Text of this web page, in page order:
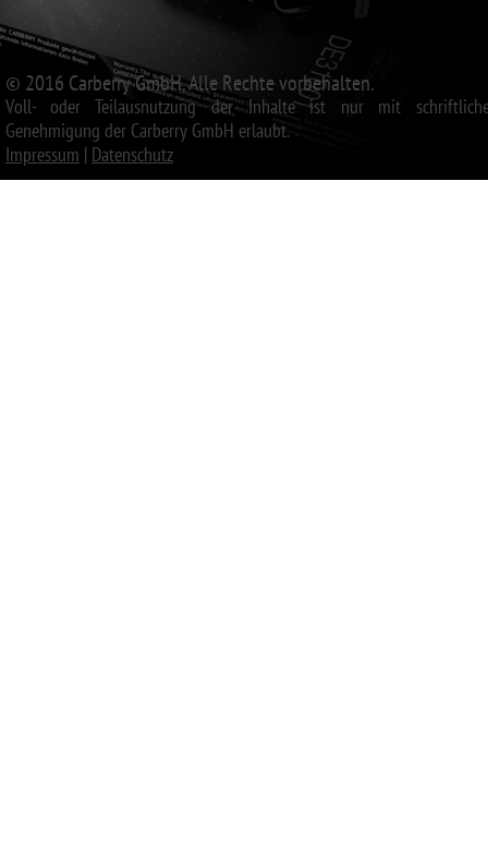
© 2016 Carberry GmbH. Alle Rechte vorbehalten.
Voll- oder Teilausnutzung der Inhalte ist nur mit
Genehmigung der Carberry GmbH erlaubt.
Impressum | Datenschutz